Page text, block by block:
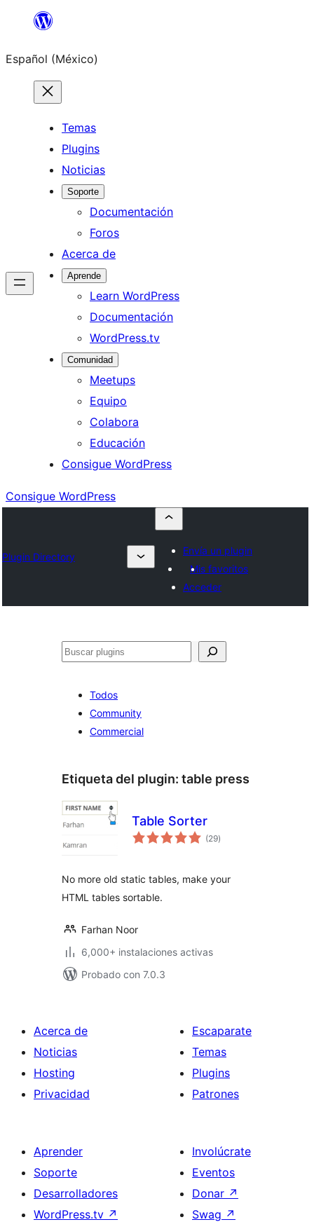
Saltar
contenido
Español (México)
Temas
Plugins
Noticias
Soporte
Documentación
Foros
Acerca de
Aprende
Learn WordPress
Documentación
WordPress.tv
Comunidad
Meetups
Equipo
Colabora
Educación
Consigue WordPress
Consigue WordPress
Plugin Directory
Envía un plugin
Mis favoritos
Acceder
Buscar
Todos
Community
Commercial
Etiqueta del plugin: table press
Table Sorter
(29total
de
)
No more old static tables, make your
HTML tables sortable.
Farhan Noor
6,000+ instalaciones activas
Probado con 7.0.3
Acerca de
Noticias
Hosting
Privacidad
Escaparate
Temas
Plugins
Patrones
Aprender
Soporte
Desarrolladores
WordPress.tv ↗
Involúcrate
Eventos
Donar ↗
Swag ↗